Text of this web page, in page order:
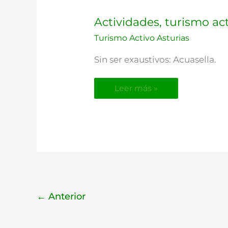
Actividades, turismo
Turismo Activo Asturias
Sin ser exaustivos: Acuasella.
Actividades,
activo
Leer más »
← Anterior